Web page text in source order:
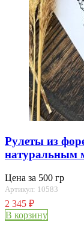
Рулеты из
натуральным
Цена за 500 гр
Артикул: 10583
2 345 ₽
В корзину